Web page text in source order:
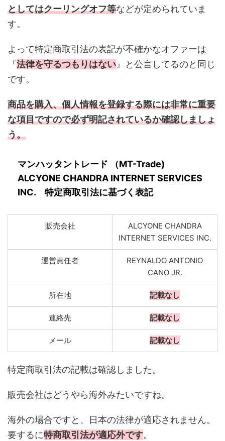
としてはクーリングオフ等などが定められていま
す。
よって特定商取引法の表記が不確かなオファーは
『法律を守るつもりはない』と公言してるのと同じ
です。
商品を購入、個人情報を登録する際には非常に重要
な項目ですので必ず明記されているか確認しましょ
う。
マンハッタントレード （MT-Trade)
ALCYONE CHANDRA INTERNET SERVICES
INC. 特定商取引法に基づく表記
販売会社
ALCYONE CHANDRA
INTERNET SERVICES INC.
運営責任者
REYNALDO ANTONIO
CANO JR.
所在地 記載なし
連絡先 記載なし
メール 記載なし
特定商取引法の記載は確認しました。
販売会社はどうやら海外みたいですね。
海外の場合ですと、日本の法律が適応されません。
要するに特商取引法が適応外です。